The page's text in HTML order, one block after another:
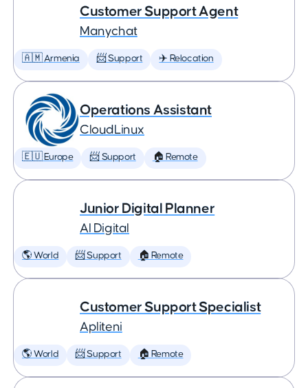
Customer Support Agent
Manychat
🇦🇲 Armenia 📨 Support ✈️ Relocation
Operations Assistant
CloudLinux
🇪🇺 Europe 📨 Support 🏠 Remote
Junior Digital Planner
AI Digital
🌎 World 📨 Support 🏠 Remote
Customer Support Specialist
Apliteni
🌎 World 📨 Support 🏠 Remote